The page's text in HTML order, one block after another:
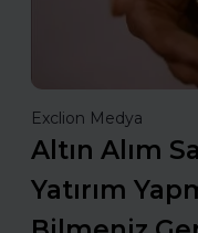
Exclion Medya
Altın Alım
Yatırım